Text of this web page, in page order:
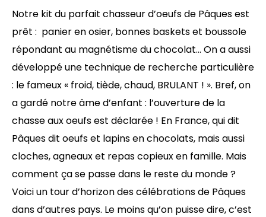
Notre kit du parfait chasseur d’oeufs de Pâques est
prêt : panier en osier, bonnes baskets et boussole
répondant au magnétisme du chocolat… On a aussi
développé une technique de recherche particulière
: le fameux « froid, tiède, chaud, BRULANT ! ». Bref, on
a gardé notre âme d’enfant : l’ouverture de la
chasse aux oeufs est déclarée ! En France, qui dit
Pâques dit oeufs et lapins en chocolats, mais aussi
cloches, agneaux et repas copieux en famille. Mais
comment ça se passe dans le reste du monde ?
Voici un tour d’horizon des célébrations de Pâques
dans d’autres pays. Le moins qu’on puisse dire, c’est